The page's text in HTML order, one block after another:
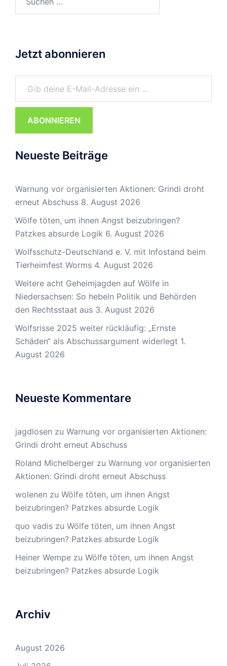
Jetzt abonnieren
Gib deine E-Mail-Adresse ein ...
ABONNIEREN
Neueste Beiträge
Warnung vor organisierten Aktionen: Grindi droht
erneut Abschuss 8. August 2026
Wölfe töten, um ihnen Angst beizubringen?
Patzkes absurde Logik 6. August 2026
Wolfsschutz-Deutschland e. V. mit Infostand beim
Tierheimfest Worms 4. August 2026
Weitere acht Geheimjagden auf Wölfe in
Niedersachsen: So hebeln Politik und Behörden
den Rechtsstaat aus 3. August 2026
Wolfsrisse 2025 weiter rückläufig: „Ernste
Schäden“ als Abschussargument widerlegt 1.
August 2026
Neueste Kommentare
jagdlosen zu Warnung vor organisierten Aktionen:
Grindi droht erneut Abschuss
Roland Michelberger zu Warnung vor organisierten
Aktionen: Grindi droht erneut Abschuss
wolenen zu Wölfe töten, um ihnen Angst
beizubringen? Patzkes absurde Logik
quo vadis zu Wölfe töten, um ihnen Angst
beizubringen? Patzkes absurde Logik
Heiner Wempe zu Wölfe töten, um ihnen Angst
beizubringen? Patzkes absurde Logik
Archiv
August 2026